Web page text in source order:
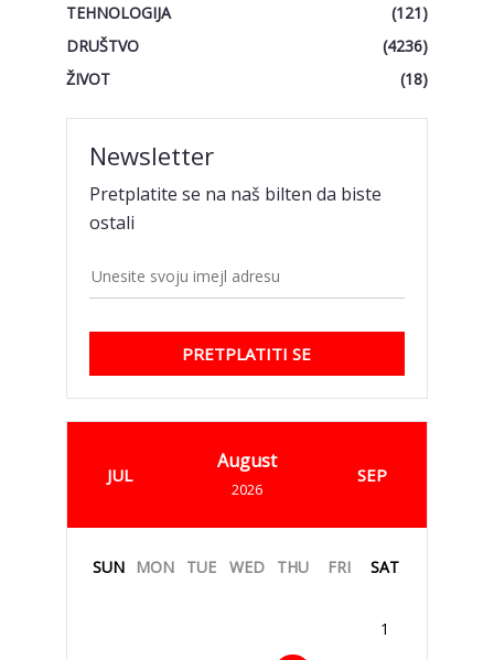
TEHNOLOGIJA
(121)
DRUŠTVO
(4236)
ŽIVOT
(18)
Newsletter
Pretplatite se na naš bilten da biste
ostali
PRETPLATITI SE
JUL
August
2026
SEP
SUN MON TUE WED THU FRI SAT
1